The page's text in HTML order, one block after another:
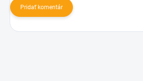
Pridať komentár